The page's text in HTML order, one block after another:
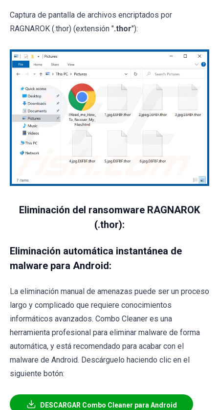
Captura de pantalla de archivos encriptados por
RAGNAROK (.thor) (extensión ".thor"):
Eliminación del ransomware RAGNAROK
(.thor):
Eliminación automática instantánea de
malware para Android:
La eliminación manual de amenazas puede ser un proceso
largo y complicado que requiere conocimientos
informáticos avanzados. Combo Cleaner es una
herramienta profesional para eliminar malware de forma
automática, y está recomendado para acabar con el
malware de Android. Descárguelo haciendo clic en el
siguiente botón:
DESCARGAR Combo Cleaner para Android